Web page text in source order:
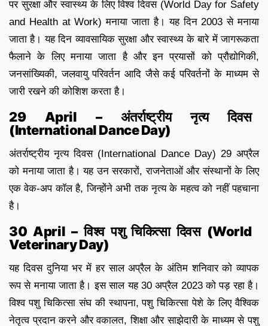
पर सुरक्षा और स्वास्थ्य के लिए विश्व दिवस (World Day for Safety
and Health at Work) मनाया जाता है। यह दिन 2003 से मनाया
जाता है। यह दिन व्यावसायिक सुरक्षा और स्वास्थ्य के बारे में जागरूकता
फैलाने के लिए मनाया जाता है और इन प्रयासों को प्रौद्योगिकी,
जनसांख्यिकी, जलवायु परिवर्तन आदि जैसे कई परिवर्तनों के माध्यम से
जारी रखने की कोशिश करता है।
29 April – अंतर्राष्ट्रीय नृत्य दिवस
(International Dance Day)
अंतर्राष्ट्रीय नृत्य दिवस (International Dance Day) 29 अप्रैल
को मनाया जाता है। यह उन सरकारों, राजनेताओं और संस्थानों के लिए
एक वेक-अप कॉल है, जिन्होंने अभी तक नृत्य के महत्व को नहीं पहचाना
है।
30 April – विश्व पशु चिकित्सा दिवस (World
Veterinary Day)
यह दिवस दुनिया भर में हर साल अप्रैल के अंतिम शनिवार को व्यापक
रूप से मनाया जाता है। इस साल यह 30 अप्रैल 2023 को पड़ रहा है।
विश्व पशु चिकित्सा संघ की स्थापना, पशु चिकित्सा पेशे के लिए वैश्विक
नेतृत्व प्रदान करने और वकालत, शिक्षा और साझेदारी के माध्यम से पशु